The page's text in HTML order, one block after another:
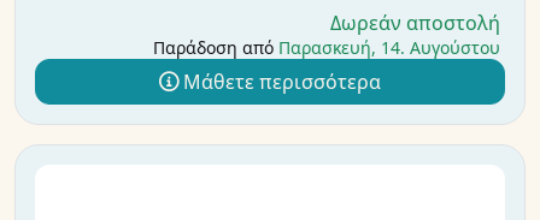
Δωρεάν αποστολή
Παράδοση από Παρασκευή, 14. Αυγούστου
Μάθετε περισσότερα